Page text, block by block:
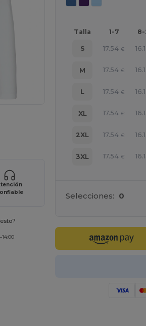
Talla 1-7
S 17.54 €
M 17.54 €
L 17.54 €
XL 17.54 €
2XL 17.54 €
3XL 17.54 €
Selecciones: 0